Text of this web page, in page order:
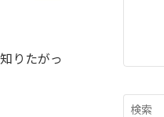
りたがっ